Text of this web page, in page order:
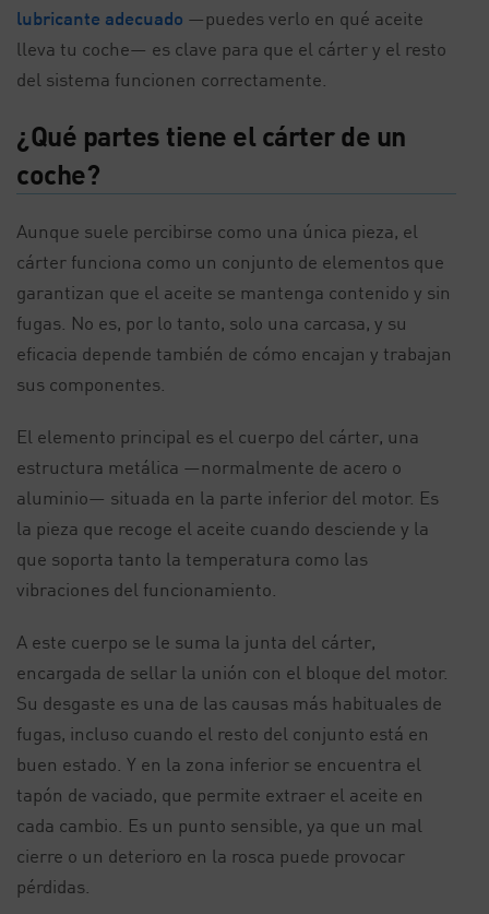
lubricante adecuado —puedes verlo en qué aceite
lleva tu coche— es clave para que el cárter y el resto
del sistema funcionen correctamente.
¿Qué partes tiene el cárter de un
coche?
Aunque suele percibirse como una única pieza, el
cárter funciona como un conjunto de elementos que
garantizan que el aceite se mantenga contenido y sin
fugas. No es, por lo tanto, solo una carcasa, y su
eficacia depende también de cómo encajan y trabajan
sus componentes.
El elemento principal es el cuerpo del cárter, una
estructura metálica —normalmente de acero o
aluminio— situada en la parte inferior del motor. Es
la pieza que recoge el aceite cuando desciende y la
que soporta tanto la temperatura como las
vibraciones del funcionamiento.
A este cuerpo se le suma la junta del cárter,
encargada de sellar la unión con el bloque del motor.
Su desgaste es una de las causas más habituales de
fugas, incluso cuando el resto del conjunto está en
buen estado. Y en la zona inferior se encuentra el
tapón de vaciado, que permite extraer el aceite en
cada cambio. Es un punto sensible, ya que un mal
cierre o un deterioro en la rosca puede provocar
pérdidas.